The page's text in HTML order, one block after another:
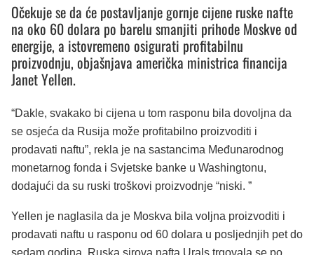
Očekuje se da će postavljanje gornje cijene ruske nafte
na oko 60 dolara po barelu smanjiti prihode Moskve od
energije, a istovremeno osigurati profitabilnu
proizvodnju, objašnjava američka ministrica financija
Janet Yellen.
“Dakle, svakako bi cijena u tom rasponu bila dovoljna da
se osjeća da Rusija može profitabilno proizvoditi i
prodavati naftu”, rekla je na sastancima Međunarodnog
monetarnog fonda i Svjetske banke u Washingtonu,
dodajući da su ruski troškovi proizvodnje “niski. ”
Yellen je naglasila da je Moskva bila voljna proizvoditi i
prodavati naftu u rasponu od 60 dolara u posljednjih pet do